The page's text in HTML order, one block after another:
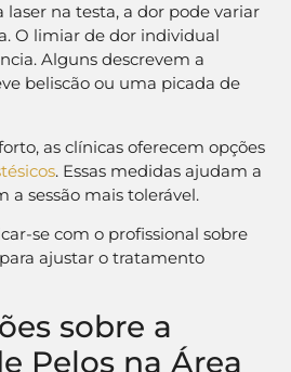
laser na testa, a dor pode variar
O limiar de dor individual
Alguns descrevem a
beliscão ou uma picada de
as clínicas oferecem opções
. Essas medidas ajudam a
a sessão mais tolerável.
se com o profissional sobre
ajustar o tratamento
sobre a
Pelos na Área